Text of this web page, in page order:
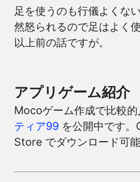
足を使うのも行儀よくな
然怒られるので足はよく
以上前の話ですが。
アプリゲーム紹介
Mocoゲーム作成で比較
ティア99 を公開中です
Store でダウンロード可能